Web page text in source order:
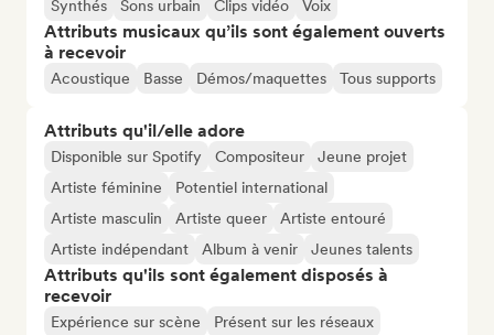
Synthés Sons urbain Clips vidéo Voix
Attributs musicaux qu’ils sont également ouverts
à recevoir
Acoustique Basse Démos/maquettes Tous supports
Attributs qu'il/elle adore
Disponible sur Spotify Compositeur
Jeune projet
Artiste féminine
Potentiel international
Artiste masculin
Artiste queer
Artiste entouré
Artiste indépendant
Album à venir Jeunes talents
Attributs qu'ils sont également disposés à
recevoir
Expérience sur scène Présent sur les réseaux